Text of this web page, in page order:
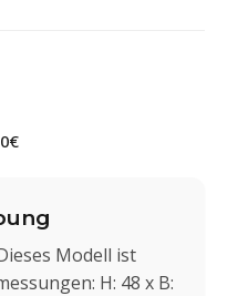
Modell ist
H: 48 x B: